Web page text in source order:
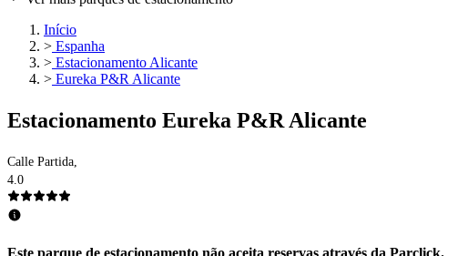
Início
> Espanha
> Estacionamento Alicante
> Eureka P&R Alicante
Estacionamento Eureka P&R Alicante
Calle Partida,
4.0